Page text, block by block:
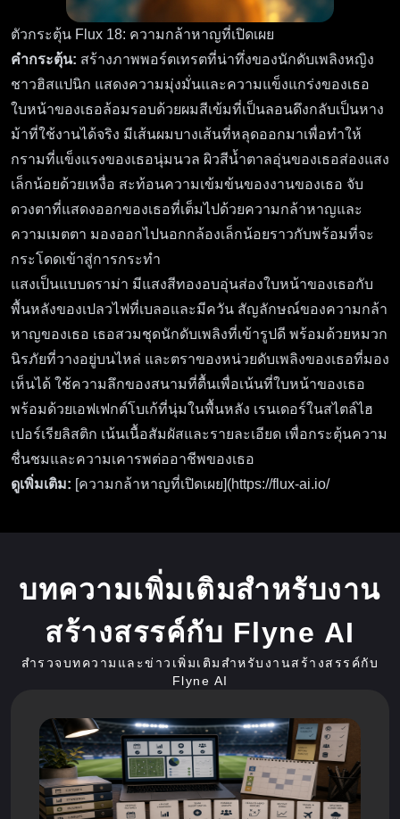
ตัวกระตุ้น Flux 18: ความกล้าหาญที่เปิดเผย
คำกระตุ้น: สร้างภาพพอร์ตเทรตที่น่าทึ่งของนักดับเพลิงหญิง
ชาวฮิสแปนิก แสดงความมุ่งมั่นและความแข็งแกร่งของเธอ
ใบหน้าของเธอล้อมรอบด้วยผมสีเข้มที่เป็นลอนดึงกลับเป็นหาง
ม้าที่ใช้งานได้จริง มีเส้นผมบางเส้นที่หลุดออกมาเพื่อทำให้
กรามที่แข็งแรงของเธอนุ่มนวล ผิวสีน้ำตาลอุ่นของเธอส่องแสง
เล็กน้อยด้วยเหงื่อ สะท้อนความเข้มข้นของงานของเธอ จับ
ดวงตาที่แสดงออกของเธอที่เต็มไปด้วยความกล้าหาญและ
ความเมตตา มองออกไปนอกกล้องเล็กน้อยราวกับพร้อมที่จะ
กระโดดเข้าสู่การกระทำ
แสงเป็นแบบดราม่า มีแสงสีทองอบอุ่นส่องใบหน้าของเธอกับ
พื้นหลังของเปลวไฟที่เบลอและมีควัน สัญลักษณ์ของความกล้า
หาญของเธอ เธอสวมชุดนักดับเพลิงที่เข้ารูปดี พร้อมด้วยหมวก
นิรภัยที่วางอยู่บนไหล่ และตราของหน่วยดับเพลิงของเธอที่มอง
เห็นได้ ใช้ความลึกของสนามที่ตื้นเพื่อเน้นที่ใบหน้าของเธอ
พร้อมด้วยเอฟเฟกต์โบเก้ที่นุ่มในพื้นหลัง เรนเดอร์ในสไตล์ไฮ
เปอร์เรียลิสติก เน้นเนื้อสัมผัสและรายละเอียด เพื่อกระตุ้นความ
ชื่นชมและความเคารพต่ออาชีพของเธอ
ดูเพิ่มเติม: [ความกล้าหาญที่เปิดเผย](https://flux-ai.io/
บทความเพิ่มเติมสำหรับงาน
สร้างสรรค์กับ Flyne AI
สำรวจบทความและข่าวเพิ่มเติมสำหรับงานสร้างสรรค์กับ
Flyne AI